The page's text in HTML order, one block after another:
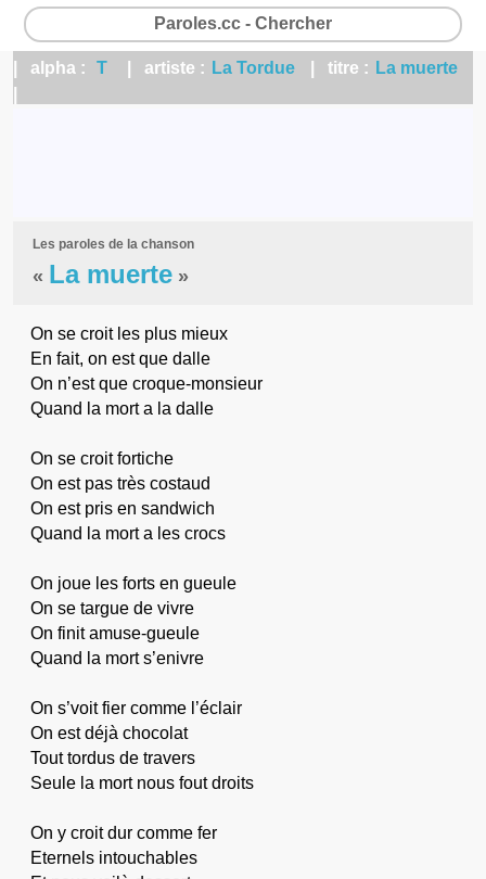
Paroles.cc - Chercher
| alpha : T | artiste : La Tordue | titre : La muerte
Les paroles de la chanson
« La muerte »
On se croit les plus mieux
En fait, on est que dalle
On n’est que croque-monsieur
Quand la mort a la dalle
On se croit fortiche
On est pas très costaud
On est pris en sandwich
Quand la mort a les crocs
On joue les forts en gueule
On se targue de vivre
On finit amuse-gueule
Quand la mort s’enivre
On s’voit fier comme l’éclair
On est déjà chocolat
Tout tordus de travers
Seule la mort nous fout droits
On y croit dur comme fer
Eternels intouchables